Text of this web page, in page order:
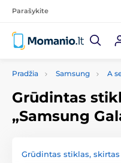
Parašykite
Pradžia Samsung A
Grūdintas
„Samsung
Grūdintas stiklas, skirtas